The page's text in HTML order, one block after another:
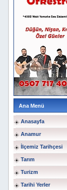
Ana Menü
Anasayfa
Anamur
İlçemiz Tarihçesi
Tarım
Turizm
Tarihi Yerler